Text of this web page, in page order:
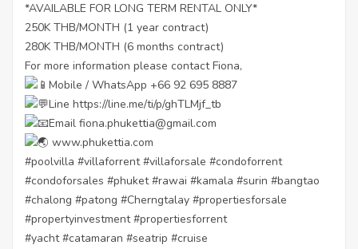
*AVAILABLE FOR LONG TERM RENTAL ONLY*
250K THB/MONTH (1 year contract)
280K THB/MONTH (6 months contract)
For more information please contact Fiona,
Mobile / WhatsApp +66 92 695 8887
Line https://line.me/ti/p/ghTLMjf_tb
Email fiona.phukettia@gmail.com
www.phukettia.com
#poolvilla #villaforrent #villaforsale #condoforrent
#condoforsales #phuket #rawai #kamala #surin #bangtao
#chalong #patong #Cherngtalay #propertiesforsale
#propertyinvestment #propertiesforrent
#yacht #catamaran #seatrip #cruise